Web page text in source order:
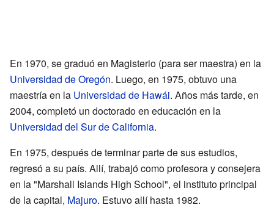
En 1970, se graduó en Magisterio (para ser maestra) en la
Universidad de Oregón. Luego, en 1975, obtuvo una
maestría en la Universidad de Hawái. Años más tarde, en
2004, completó un doctorado en educación en la
Universidad del Sur de California.
En 1975, después de terminar parte de sus estudios,
regresó a su país. Allí, trabajó como profesora y consejera
en la "Marshall Islands High School", el instituto principal
de la capital, Majuro. Estuvo allí hasta 1982.